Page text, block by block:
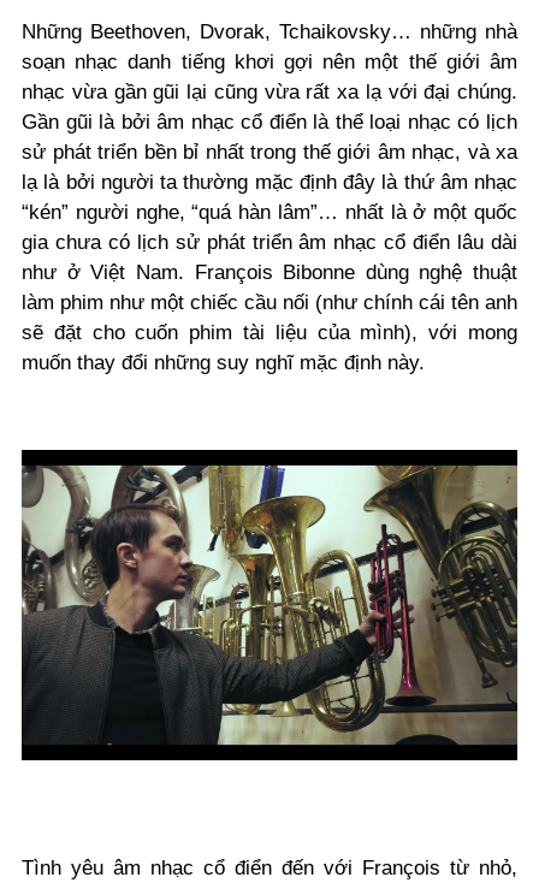
Những Beethoven, Dvorak, Tchaikovsky… những nhà
soạn nhạc danh tiếng khơi gợi nên một thế giới âm
nhạc vừa gần gũi lại cũng vừa rất xa lạ với đại chúng.
Gần gũi là bởi âm nhạc cổ điển là thể loại nhạc có lịch
sử phát triển bền bỉ nhất trong thế giới âm nhạc, và xa
lạ là bởi người ta thường mặc định đây là thứ âm nhạc
“kén” người nghe, “quá hàn lâm”… nhất là ở một quốc
gia chưa có lịch sử phát triển âm nhạc cổ điển lâu dài
như ở Việt Nam. François Bibonne dùng nghệ thuật
làm phim như một chiếc cầu nối (như chính cái tên anh
sẽ đặt cho cuốn phim tài liệu của mình), với mong
muốn thay đổi những suy nghĩ mặc định này.
Tình yêu âm nhạc cổ điển đến với François từ nhỏ,